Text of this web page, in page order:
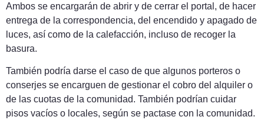
Ambos se encargarán de abrir y de cerrar el portal, de hacer
entrega de la correspondencia, del encendido y apagado de
luces, así como de la calefacción, incluso de recoger la
basura.
También podría darse el caso de que algunos porteros o
conserjes se encarguen de gestionar el cobro del alquiler o
de las cuotas de la comunidad. También podrían cuidar
pisos vacíos o locales, según se pactase con la comunidad.